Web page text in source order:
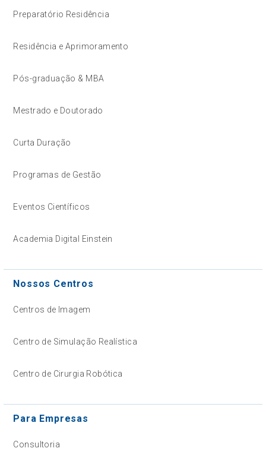
Preparatório Residência
Residência e Aprimoramento
Pós-graduação & MBA
Mestrado e Doutorado
Curta Duração
Programas de Gestão
Eventos Científicos
Academia Digital Einstein
Nossos Centros
Centros de Imagem
Centro de Simulação Realística
Centro de Cirurgia Robótica
Para Empresas
Consultoria